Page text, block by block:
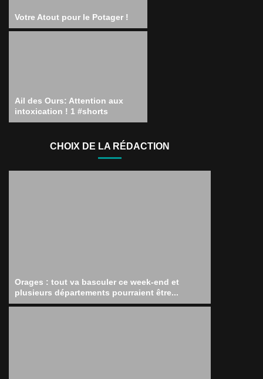
Votre Atout pour le Potager !
Ail des Ours: Attention aux
intoxication ! 1 #shorts
CHOIX DE LA RÉDACTION
Orages : tout va basculer ce week-end et
plusieurs départements pourraient être...